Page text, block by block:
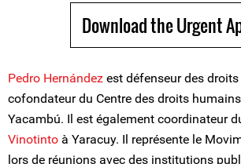
Download the Urgent
Pedro Hernández est défenseur des
cofondateur du Centre des droits
Yacambú. Il est également coordinateur
Vinotinto à Yaracuy. Il représente le
lors de réunions avec des institutions